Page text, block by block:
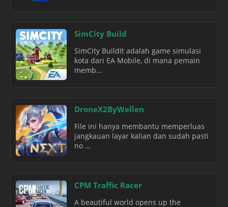
SimCity Build
SimCity BuildIt adalah game simulasi
kota dari EA Mobile, di mana pemain
memb...
DroneX2ByWellen
File ini hanya membantu memperluas
jangkauan layar kalian dan sudah pasti
no ...
CPM Traffic Racer
A beautiful world opens up the